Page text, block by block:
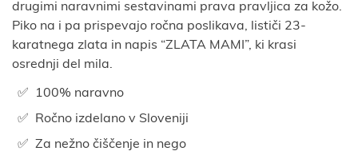
drugimi naravnimi sestavinami prava pravljica za kožo.
Piko na i pa prispevajo ročna poslikava, lističi 23-
karatnega zlata in napis “ZLATA MAMI”, ki krasi
osrednji del mila.
100% naravno
Ročno izdelano v Sloveniji
Za nežno čiščenje in nego